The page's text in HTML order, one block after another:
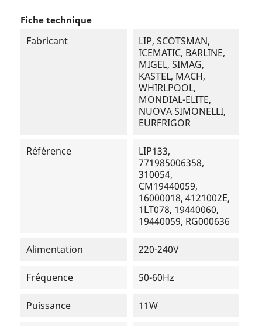
Fiche technique
Fabricant
LIP, SCOTSMAN,
ICEMATIC, BARLINE,
MIGEL, SIMAG,
KASTEL, MACH,
WHIRLPOOL,
MONDIAL-ELITE,
NUOVA SIMONELLI,
EURFRIGOR
Référence
LIP133,
771985006358,
310054,
CM19440059,
16000018, 4121002E,
1LT078, 19440060,
19440059, RG000636
Alimentation 220-240V
Fréquence 50-60Hz
Puissance 11W